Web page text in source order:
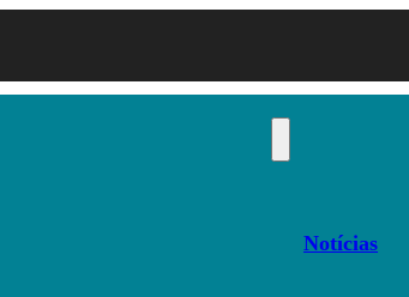
Notícias